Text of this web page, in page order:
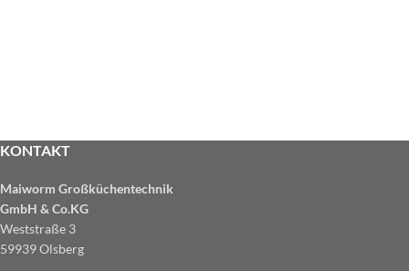
KONTAKT
Maiworm Großküchentechnik
GmbH & Co.KG
Weststraße 3
59939 Olsberg